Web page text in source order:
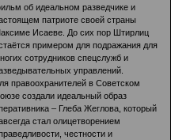
об идеальном разведчике и
патриоте своей страны
Исаеве. До сих пор Штирлиц
примером для подражания для
сотрудников спецслужб и
управлений.
правоохранителей в Советском
создали идеальный образ
– Глеба Жеглова, который
стал олицетворением
честности и